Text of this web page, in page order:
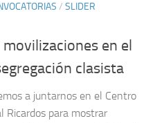
/ SLIDER
en el
clasista
a juntarnos en el Centro
Ricardos para mostrar